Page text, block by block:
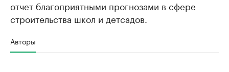
отчет благоприятными прогнозами в сфере
строительства школ и детсадов.
Авторы